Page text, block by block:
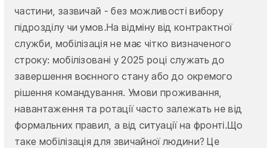
частини, зазвичай - без можливості вибору
підрозділу чи умов.На відміну від контрактної
служби, мобілізація не має чітко визначеного
строку: мобілізовані у 2025 році служать до
завершення воєнного стану або до окремого
рішення командування. Умови проживання,
навантаження та ротації часто залежать не від
формальних правил, а від ситуації на фронті.Що
таке мобілізація для звичайної людини? Це